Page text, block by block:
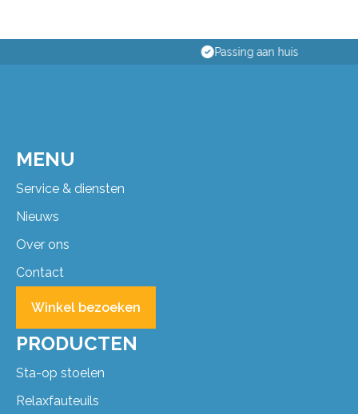
Passing aan huis
MENU
Service & diensten
Nieuws
Over ons
Contact
Winkel bezoeken
PRODUCTEN
Sta-op stoelen
Relaxfauteuils